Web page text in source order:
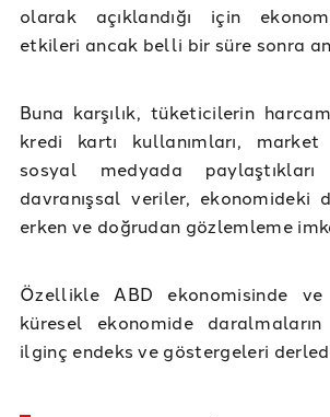
olarak açıklandığı için
etkileri ancak belli bir süre sonra
Buna karşılık, tüketicilerin
kredi kartı kullanımları,
sosyal medyada
davranışsal veriler, ekonomideki
erken ve doğrudan gözlemleme
Özellikle ABD ekonomisinde ve
küresel ekonomide
ilginç endeks ve göstergeleri